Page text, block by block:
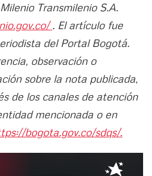
Transmilenio S.A.
. El artículo fue
del Portal Bogotá.
observación o
sobre la nota publicada,
de los canales de atención
mencionada o en
bogota.gov.co/sdqs/.